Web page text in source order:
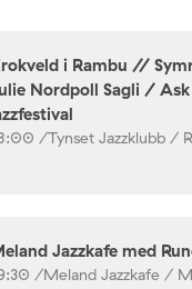
i Rambu //
Nordpoll Sagli /
/Tynset Jazzklubb /
Jazzkafe med
/Meland Jazzkafe /